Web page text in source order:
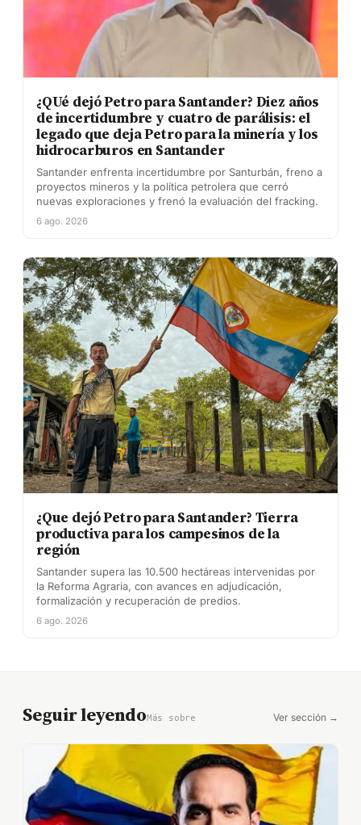
¿QUé dejó Petro para Santander? Diez años
de incertidumbre y cuatro de parálisis: el
legado que deja Petro para la minería y los
hidrocarburos en Santander
Santander enfrenta incertidumbre por Santurbán, freno a
proyectos mineros y la política petrolera que cerró
nuevas exploraciones y frenó la evaluación del fracking.
6 ago. 2026
¿Que dejó Petro para Santander? Tierra
productiva para los campesinos de la
región
Santander supera las 10.500 hectáreas intervenidas por
la Reforma Agraria, con avances en adjudicación,
formalización y recuperación de predios.
6 ago. 2026
Seguir leyendoMás sobre Ver sección →